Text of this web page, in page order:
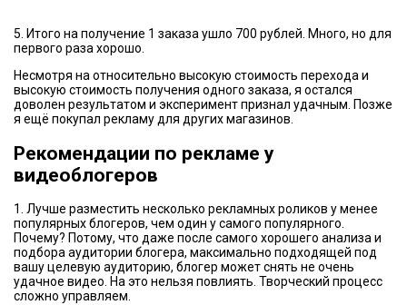
5. Итого на получение 1 заказа ушло 700 рублей. Много, но для
первого раза хорошо.
Несмотря на относительно высокую стоимость перехода и
высокую стоимость получения одного заказа, я остался
доволен результатом и эксперимент признал удачным. Позже
я ещё покупал рекламу для других магазинов.
Рекомендации по рекламе у
видеоблогеров
1. Лучше разместить несколько рекламных роликов у менее
популярных блогеров, чем один у самого популярного.
Почему? Потому, что даже после самого хорошего анализа и
подбора аудитории блогера, максимально подходящей под
вашу целевую аудиторию, блогер может снять не очень
удачное видео. На это нельзя повлиять. Творческий процесс
сложно управляем.